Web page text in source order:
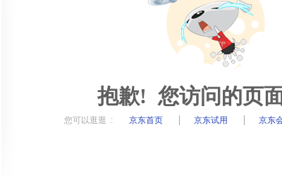
抱歉! 您访问的页
您可以逛逛 : 京东首页 京东试用 京东